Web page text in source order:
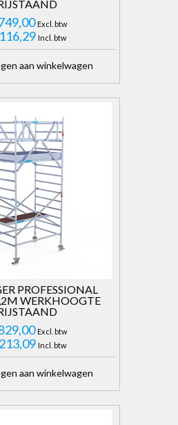
Excl. btw
Incl. btw
aan winkelwagen
PROFESSIONAL
WERKHOOGTE
Excl. btw
Incl. btw
aan winkelwagen